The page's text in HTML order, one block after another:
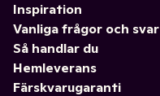
Inspiration
Vanliga frågor och svar
Så handlar du
Hemleverans
Färskvarugaranti